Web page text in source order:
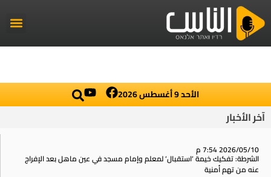
الأحد 9 أغسطس 2026
آخر الأخبار
2026/05/10 7:54 م
الشرطة: تفكيك خيمة ‘استقبال‘ لمعلم وإمام مسجد في عين ماهل بعد الإفراج
عنه من تهم أمنية